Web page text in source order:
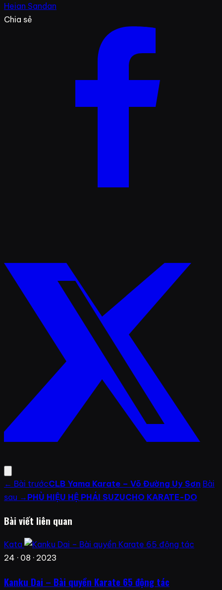
Heian Sandan
Chia sẻ
← Bài trướcCLB Yama Karate – Võ Đường Uy Sơn Bài
sau → PHÙ HIỆU HỆ PHÁI SUZUCHO KARATE-DO
Bài viết liên quan
Kata
24 · 08 · 2023
Kanku Dai – Bài quyền Karate 65 động tác